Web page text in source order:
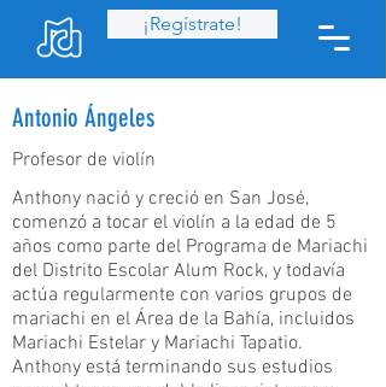
¡Regístrate!
Antonio Ángeles
Profesor de violín
Anthony nació y creció en San José,
comenzó a tocar el violín a la edad de 5
años como parte del Programa de Mariachi
del Distrito Escolar Alum Rock, y todavía
actúa regularmente con varios grupos de
mariachi en el Área de la Bahía, incluidos
Mariachi Estelar y Mariachi Tapatio.
Anthony está terminando sus estudios